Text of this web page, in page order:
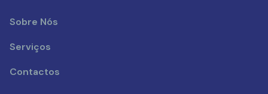
Sobre Nós
Serviços
Contactos